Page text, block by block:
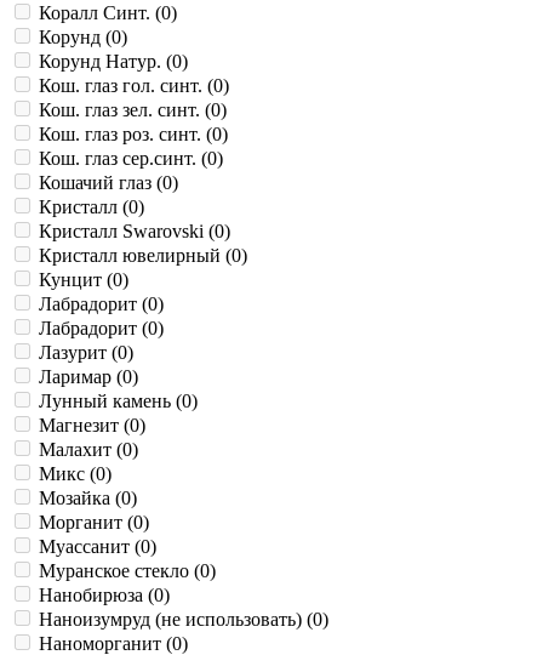
Коралл Синт. (0)
Корунд (0)
Корунд Натур. (0)
Кош. глаз гол. синт. (0)
Кош. глаз зел. синт. (0)
Кош. глаз роз. синт. (0)
Кош. глаз сер.синт. (0)
Кошачий глаз (0)
Кристалл (0)
Кристалл Swarovski (0)
Кристалл ювелирный (0)
Кунцит (0)
Лабрадорит (0)
Лабрадорит (0)
Лазурит (0)
Ларимар (0)
Лунный камень (0)
Магнезит (0)
Малахит (0)
Микс (0)
Мозайка (0)
Морганит (0)
Муассанит (0)
Муранское стекло (0)
Нанобирюза (0)
Наноизумруд (не использовать) (0)
Наноморганит (0)